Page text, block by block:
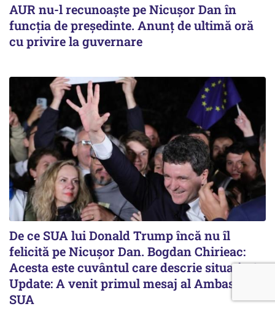
AUR nu-l recunoaște pe Nicușor Dan în
funcția de președinte. Anunț de ultimă oră
cu privire la guvernare
De ce SUA lui Donald Trump încă nu îl
felicită pe Nicușor Dan. Bogdan Chirieac:
Acesta este cuvântul care descrie situația /
Update: A venit primul mesaj al Ambasadei
SUA